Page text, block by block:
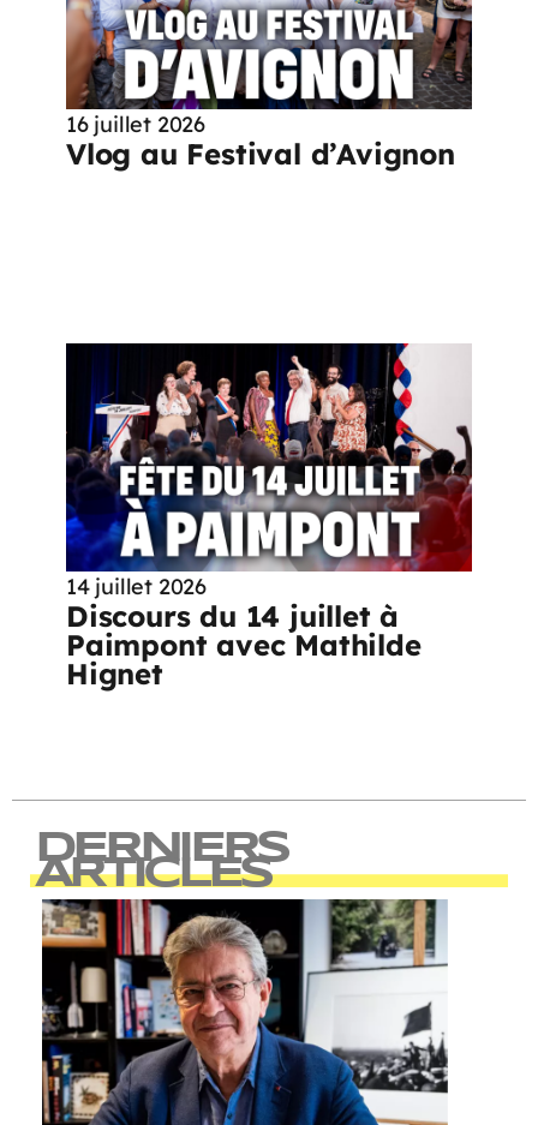
16 juillet 2026
Vlog au Festival d’Avignon
14 juillet 2026
Discours du 14 juillet à
Paimpont avec Mathilde
Hignet
DERNIERS
ARTICLES